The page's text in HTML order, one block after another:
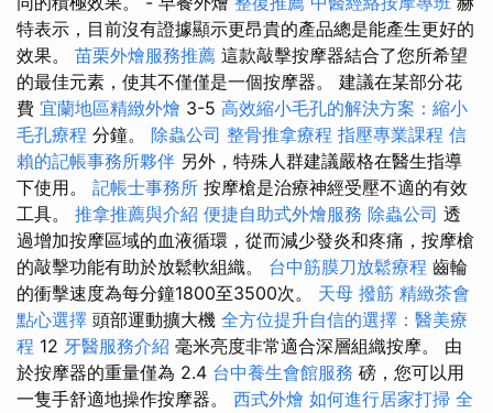
特表示，目前沒有證據顯示更昂貴的產品總是能產生更好的
效果。 苗栗外燴服務推薦 這款敲擊按摩器結合了您所希望
的最佳元素，使其不僅僅是一個按摩器。 建議在某部分花
費 宜蘭地區精緻外燴 3-5 高效縮小毛孔的解決方案：縮小
毛孔療程 分鐘。 除蟲公司 整骨推拿療程 指壓專業課程 信
賴的記帳事務所夥伴 另外，特殊人群建議嚴格在醫生指導
下使用。 記帳士事務所 按摩槍是治療神經受壓不適的有效
工具。 推拿推薦與介紹 便捷自助式外燴服務 除蟲公司 透
過增加按摩區域的血液循環，從而減少發炎和疼痛，按摩槍
的敲擊功能有助於放鬆軟組織。 台中筋膜刀放鬆療程 齒輪
的衝擊速度為每分鐘1800至3500次。 天母 撥筋 精緻茶會
點心選擇 頭部運動擴大機 全方位提升自信的選擇：醫美療
程 12 牙醫服務介紹 毫米亮度非常適合深層組織按摩。 由
於按摩器的重量僅為 2.4 台中養生會館服務 磅，您可以用
一隻手舒適地操作按摩器。 西式外燴 如何進行居家打掃 全